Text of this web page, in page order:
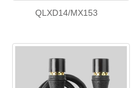
QLXD14/MX153